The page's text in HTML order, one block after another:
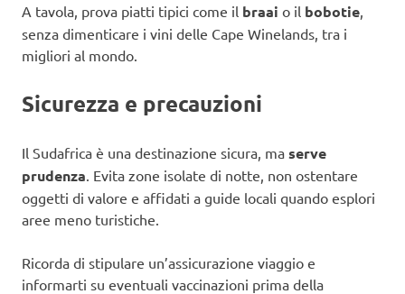
A tavola, prova piatti tipici come il braai o il bobotie
senza dimenticare i vini delle Cape Winelands, tra i
migliori al mondo.
Sicurezza e precauzioni
Il Sudafrica è una destinazione sicura, ma serve
prudenza . Evita zone isolate di notte, non ostentare
oggetti di valore e affidati a guide locali quando esplori
aree meno turistiche.
Ricorda di stipulare un’assicurazione viaggio e
informarti su eventuali vaccinazioni prima della